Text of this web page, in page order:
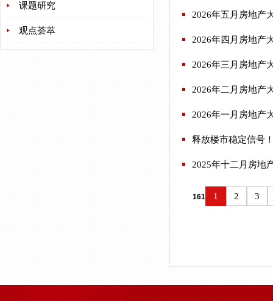
课题研究
观点荟萃
2026年五月房地产
2026年四月房地产
2026年三月房地产
2026年二月房地产
2026年一月房地产
释放楼市稳定信号
2025年十二月房地
161 1 2 3